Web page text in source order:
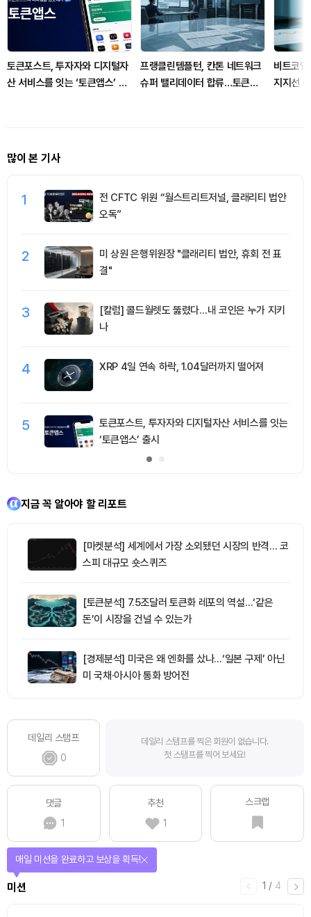
토큰포스트, 투자자와 디지털자
산 서비스를 잇는 ‘토큰앱스’ 출
프랭클린템플턴, 칸톤 네트워크
슈퍼 밸리데이터 합류…토큰화
비트코
지지선
많이 본 기사
1
전 CFTC 위원 “월스트리트저널, 클래리티 법안
오독”
2
미 상원 은행위원장 "클래리티 법안, 휴회 전 표
결"
3
[칼럼] 콜드월렛도 뚫렸다…내 코인은 누가 지키
나
4 XRP 4일 연속 하락, 1.04달러까지 떨어져
5
토큰포스트, 투자자와 디지털자산 서비스를 잇는
‘토큰앱스’ 출시
지금 꼭 알아야 할 리포트
[마켓분석] 세계에서 가장 소외됐던 시장의 반격… 코
스피 대규모 숏스퀴즈
[토큰분석] 7.5조달러 토큰화 레포의 역설…‘같은
돈’이 시장을 건널 수 있는가
[경제분석] 미국은 왜 엔화를 샀나…‘일본 구제’ 아닌
미 국채·아시아 통화 방어전
데일리 스탬프
0
데일리 스탬프를 찍은 회원이 없습니다.
첫 스탬프를 찍어 보세요!
댓글
1
추천
1
스크랩
1 / 4
미션
매일 미션을 완료하고 보상을 획득!